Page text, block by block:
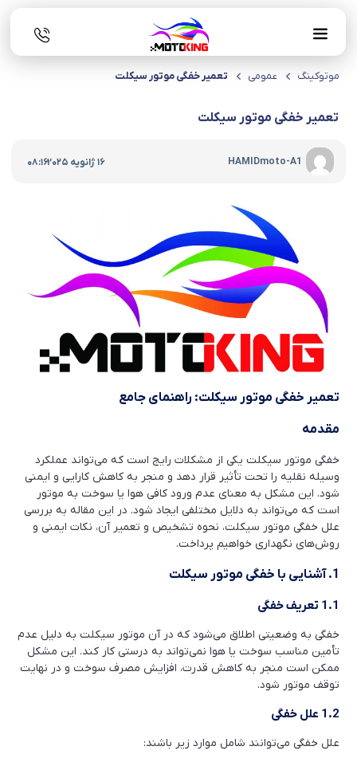
موتوکینگ عمومی تعمیر خفگی موتور سیکلت
تعمیر خفگی موتور سیکلت
HAMIDmoto-A1 16 ژانویه 2025 |
08:16
تعمیر خفگی موتور سیکلت: راهنمای جامع
مقدمه
خفگی موتور سیکلت یکی از مشکلات رایج است که می‌تواند عملکرد
وسیله نقلیه را تحت تأثیر قرار دهد و منجر به کاهش کارایی و ایمنی
شود. این مشکل به معنای عدم ورود کافی هوا یا سوخت به موتور
است که می‌تواند به دلایل مختلفی ایجاد شود. در این مقاله به بررسی
علل خفگی موتور سیکلت، نحوه تشخیص و تعمیر آن، نکات ایمنی و
روش‌های نگهداری خواهیم پرداخت.
1. آشنایی با خفگی موتور سیکلت
1.1 تعریف خفگی
خفگی به وضعیتی اطلاق می‌شود که در آن موتور سیکلت به دلیل عدم
تأمین مناسب سوخت یا هوا نمی‌تواند به درستی کار کند. این مشکل
ممکن است منجر به کاهش قدرت، افزایش مصرف سوخت و در نهایت
توقف موتور شود.
1.2 علل خفگی
علل خفگی می‌توانند شامل موارد زیر باشند: